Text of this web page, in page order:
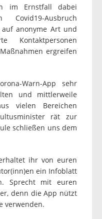
im Ernstfall dabei
Ausbruch
anonyme Art und
Kontaktpersonen
ergreifen
Warn-App sehr
und mittlerweile
vielen Bereichen
rät zur
schließen uns dem
ihr von euren
ein Infoblatt
Sprecht mit euren
denn die App nützt
verwenden.